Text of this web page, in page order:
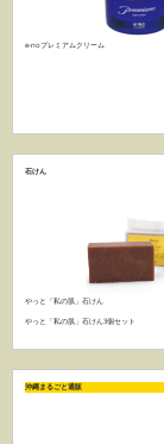
e-noプレミアムクリーム
石けん
やっと「私の肌」石けん
やっと「私の肌」石けん3個セット
沖縄まるごと通販